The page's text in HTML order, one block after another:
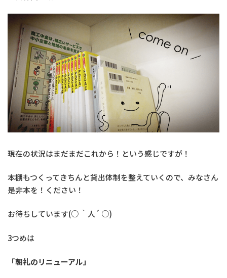
現在の状況はまだまだこれから！という感じですが！
本棚もつくってきちんと貸出体制を整えていくので、みなさん
是非本を！ください！
お待ちしています(○ ｀人´ ○)
3つめは
「朝礼のリニューアル」